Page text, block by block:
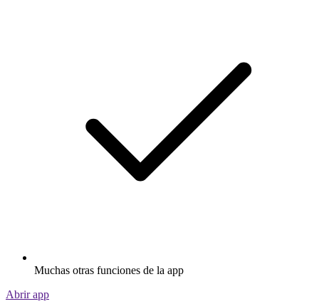
Muchas otras funciones de la app
Abrir app